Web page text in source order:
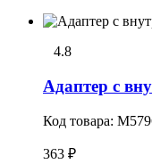
4.8
Адаптер с
Код товара:
363 ₽